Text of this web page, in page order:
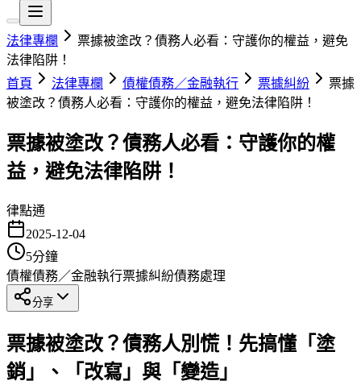
法律專欄
票據被塗改？債務人必看：守護你的權益，避免
法律陷阱！
首頁
法律專欄 債權債務／金融執行 票據糾紛
票據
被塗改？債務人必看：守護你的權益，避免法律陷阱！
票據被塗改？債務人必看：守護你的權
益，避免法律陷阱！
律點通
2025-12-04
5分鐘
債權債務／金融執行票據糾紛債務處理
分享
票據被塗改？債務人別慌！先搞懂「塗
銷」、「改寫」與「變造」